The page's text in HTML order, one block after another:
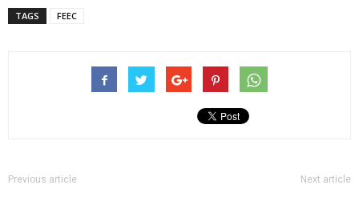
TAGS FEEC
Previous article Next article